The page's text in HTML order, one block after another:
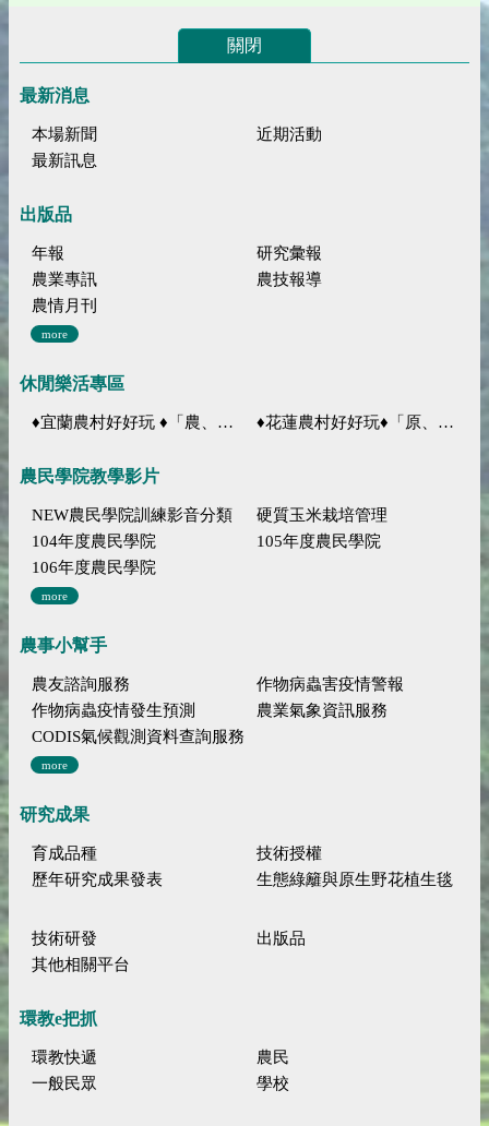
關閉
最新消息
本場新聞
近期活動
最新訊息
出版品
年報
研究彙報
農業專訊
農技報導
農情月刊
more
休閒樂活專區
♦宜蘭農村好好玩 ♦「農、藝、山、水」四條遊程推薦 ♦花蓮農村好好玩♦「原、生、慢、活」四條遊程推薦
農民學院教學影片
NEW農民學院訓練影音分類
硬質玉米栽培管理
104年度農民學院
105年度農民學院
106年度農民學院
more
農事小幫手
農友諮詢服務
作物病蟲害疫情警報
作物病蟲疫情發生預測
農業氣象資訊服務
CODIS氣候觀測資料查詢服務
more
研究成果
育成品種
技術授權
歷年研究成果發表
生態綠籬與原生野花植生毯
技術研發
出版品
其他相關平台
環教e把抓
環教快遞
農民
一般民眾
學校